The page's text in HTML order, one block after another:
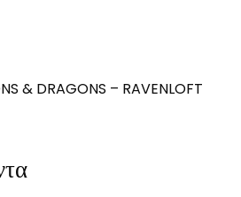
& DRAGONS – RAVENLOFT